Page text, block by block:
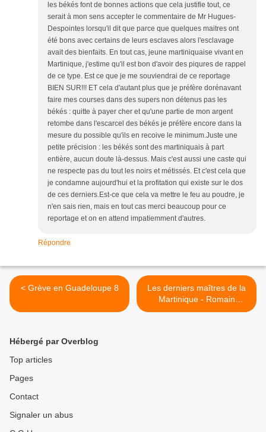
les békés font de bonnes actions que cela justifie tout, ce
serait à mon sens accepter le commentaire de Mr Hugues-
Despointes lorsqu'il dit que parce que quelques maitres ont
été bons avec certains de leurs esclaves alors l'esclavage
avait des bienfaits. En tout cas, jeune martiniquaise vivant en
Martinique, j'estime qu'il est bon d'avoir des piqures de rappel
de ce type. Est ce que je me souviendrai de ce reportage
BIEN SUR!!! ET cela d'autant plus que je préfère dorénavant
faire mes courses dans des supers non détenus pas les
békés : quitte à payer cher et qu'une partie de mon argent
retombe dans l'escarcel des békés je préfère encore dans la
mesure du possible qu'ils en recoive le minimum.Juste une
petite précision : les békés sont des martiniquais à part
entière, aucun doute là-dessus. Mais c'est aussi une caste qui
ne respecte pas du tout les noirs et métissés. Et c'est cela que
je condamne aujourd'hui et la profitation qui existe sur le dos
de ces derniers.Est-ce que cela va mettre le feu au poudre, je
n'en sais rien, mais en tout cas merci beaucoup pour ce
reportage et on en attend impatiemment d'autres.
Répondre
< Grève en Guadeloupe 8
Les derniers maîtres de la
Martinique - Romain
Bolzinger >
Hébergé par Overblog
Top articles
Pages
Contact
Signaler un abus